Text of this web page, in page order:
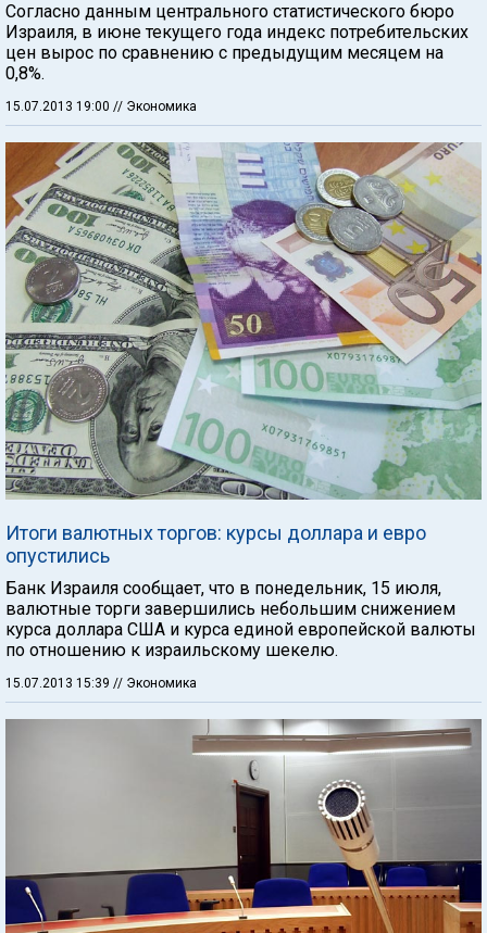
Согласно данным центрального статистического бюро
Израиля, в июне текущего года индекс потребительских
цен вырос по сравнению с предыдущим месяцем на
0,8%.
15.07.2013 19:00 // Экономика
Итоги валютных торгов: курсы доллара и евро
опустились
Банк Израиля сообщает, что в понедельник, 15 июля,
валютные торги завершились небольшим снижением
курса доллара США и курса единой европейской валюты
по отношению к израильскому шекелю.
15.07.2013 15:39 // Экономика